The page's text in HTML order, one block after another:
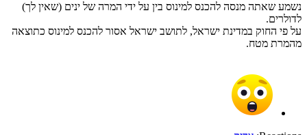
נשמע שאתה מנסה להכנס למינוס בין על ידי המרה של ינים (שאין לך)
לדולרים.
על פי החוק במדינת ישראל, לתושב ישראל אסור להכנס למינוס כתוצאה
מהמרת מטח.